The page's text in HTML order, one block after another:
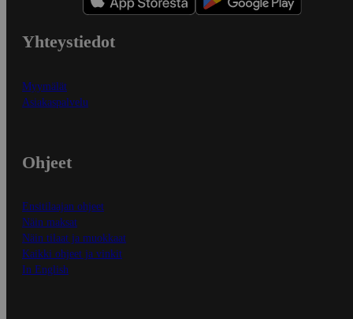
Yhteystiedot
Myymälät
Asiakaspalvelu
Ohjeet
Ensitilaajan ohjeet
Näin maksat
Näin tilaat ja muokkaat
Kaikki ohjeet ja vinkit
In English